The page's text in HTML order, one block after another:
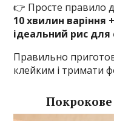
👉 Просте правило
10 хвилин варіння
ідеальний рис для
Правильно
клейким і тримати
Покрокове